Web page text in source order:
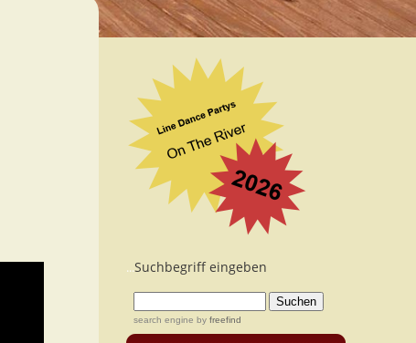
...Suchbegriff eingeben
search engine by freefind